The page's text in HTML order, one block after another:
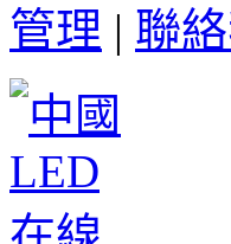
管理 | 聯